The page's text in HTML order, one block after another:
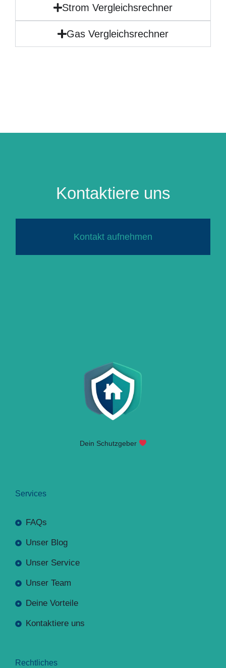
Strom Vergleichsrechner
Gas Vergleichsrechner
Kontaktiere uns
Kontakt aufnehmen
Dein Schutzgeber
Services
FAQs
Unser Blog
Unser Service
Unser Team
Deine Vorteile
Kontaktiere uns
Rechtliches